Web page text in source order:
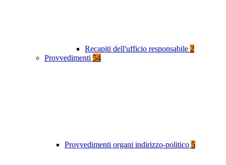
Recapiti dell'ufficio responsabile 2
Provvedimenti 54
Provvedimenti organi indirizzo-politico 5